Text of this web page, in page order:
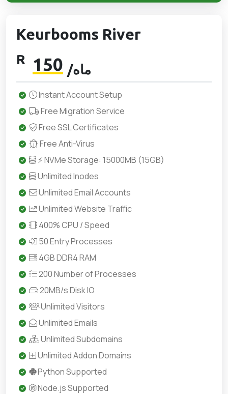
Keurbooms River
R 150 /ماه
Instant Account Setup
Free Migration Service
Free SSL Certificates
Free Anti-Virus
⚡ NVMe Storage: 15000MB (15GB)
Unlimited Inodes
Unlimited Email Accounts
Unlimited Website Traffic
400% CPU / Speed
50 Entry Processes
4GB DDR4 RAM
200 Number of Processes
20MB/s Disk IO
Unlimited Visitors
Unlimited Emails
Unlimited Subdomains
Unlimited Addon Domains
Python Supported
Node.js Supported